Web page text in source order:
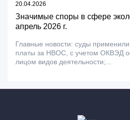
20.04.2026
Значимые споры в сфере
апрель 2026 г.
Главные новости: суды применили
платы за НВОС, с учетом ОКВЭД
лицом видов деятельности;...